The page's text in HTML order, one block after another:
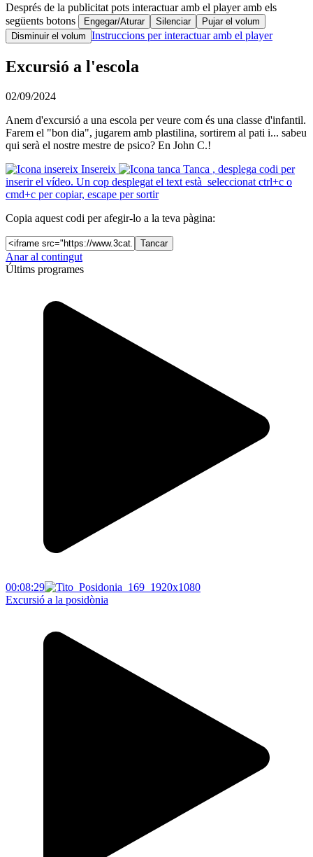
Després de la publicitat pots interactuar amb el player amb els
següents botons
Engegar/Aturar Silenciar
Pujar el volum
Disminuir el volum Instruccions per interactuar amb el player
Excursió a l'escola
02/09/2024
Anem d'excursió a una escola per veure com és una classe d'infantil.
Farem el "bon dia", jugarem amb plastilina, sortirem al pati i... sabeu
qui serà el nostre mestre de psico? En John C.!
Insereix
Tanca , desplega codi per
inserir el vídeo. Un cop desplegat el text està seleccionat ctrl+c o
cmd+c per copiar, escape per sortir
Copia aquest codi per afegir-lo a la teva pàgina:
Tancar
Anar al contingut
Últims programes
00:08:29
Excursió a la posidònia